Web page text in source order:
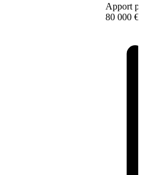
Apport
80 000 €